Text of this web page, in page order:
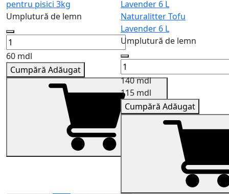
pentru pisici 3kg
Umplutură de lemn
60 mdl
Cumpără Adăugat
Naturalitter Tofu
Lavender 6 L
Umplutură de lemn
140 mdl
115 mdl
Cumpără Adăugat